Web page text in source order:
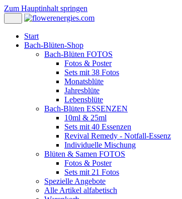
Zum Hauptinhalt springen
Start
Bach-Blüten-Shop
Bach-Blüten FOTOS
Fotos & Poster
Sets mit 38 Fotos
Monatsblüte
Jahresblüte
Lebensblüte
Bach-Blüten ESSENZEN
10ml & 25ml
Sets mit 40 Essenzen
Revival Remedy - Notfall-Essenz
Individuelle Mischung
Blüten & Samen FOTOS
Fotos & Poster
Sets mit 21 Fotos
Spezielle Angebote
Alle Artikel alfabetisch